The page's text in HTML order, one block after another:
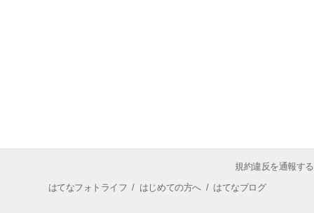
規約違反を通報する
はてなフォトライフ / はじめての方へ/ はてなブログ